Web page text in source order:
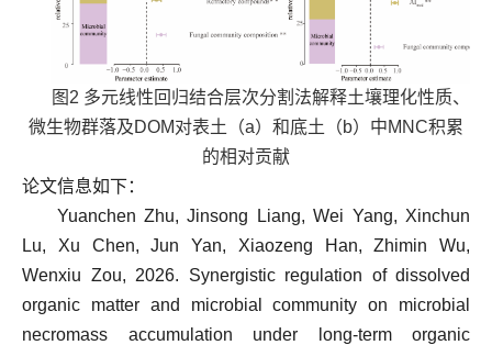
图2 多元线性回归结合层次分割法解释土壤理化性质、
微生物群落及DOM对表土（a）和底土（b）中MNC积累
的相对贡献
论文信息如下：
Yuanchen Zhu, Jinsong Liang, Wei Yang, Xinchun
Lu, Xu Chen, Jun Yan, Xiaozeng Han, Zhimin Wu,
Wenxiu Zou, 2026. Synergistic regulation of dissolved
organic matter and microbial community on microbial
necromass accumulation under long-term organic